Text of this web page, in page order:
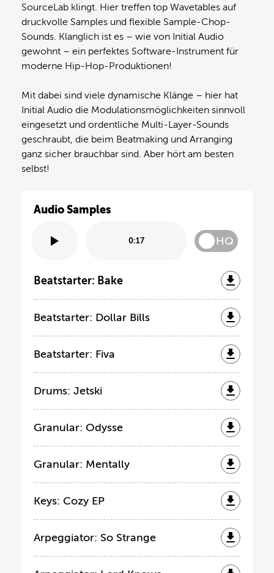
SourceLab klingt. Hier treffen top Wavetables auf
druckvolle Samples und flexible Sample-Chop-
Sounds. Klanglich ist es – wie von Initial Audio
gewohnt – ein perfektes Software-Instrument für
moderne Hip-Hop-Produktionen!
Mit dabei sind viele dynamische Klänge – hier hat
Initial Audio die Modulationsmöglichkeiten sinnvoll
eingesetzt und ordentliche Multi-Layer-Sounds
geschraubt, die beim Beatmaking und Arranging
ganz sicher brauchbar sind. Aber hört am besten
selbst!
Audio Samples
0:17 HQ
Beatstarter: Bake
Beatstarter: Dollar Bills
Beatstarter: Fiva
Drums: Jetski
Granular: Odysse
Granular: Mentally
Keys: Cozy EP
Arpeggiator: So Strange